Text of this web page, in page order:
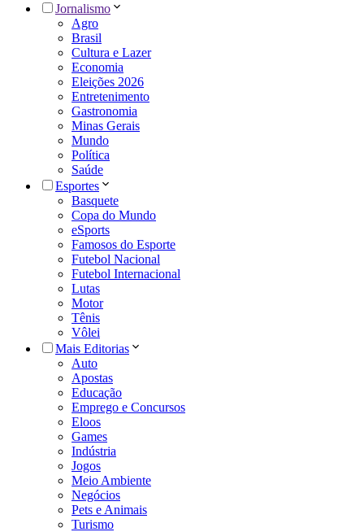
Jornalismo
Agro
Brasil
Cultura e Lazer
Economia
Eleições 2026
Entretenimento
Gastronomia
Minas Gerais
Mundo
Política
Saúde
Esportes
Basquete
Copa do Mundo
eSports
Famosos do Esporte
Futebol Nacional
Futebol Internacional
Lutas
Motor
Tênis
Vôlei
Mais Editorias
Auto
Apostas
Educação
Emprego e Concursos
Eloos
Games
Indústria
Jogos
Meio Ambiente
Negócios
Pets e Animais
Turismo